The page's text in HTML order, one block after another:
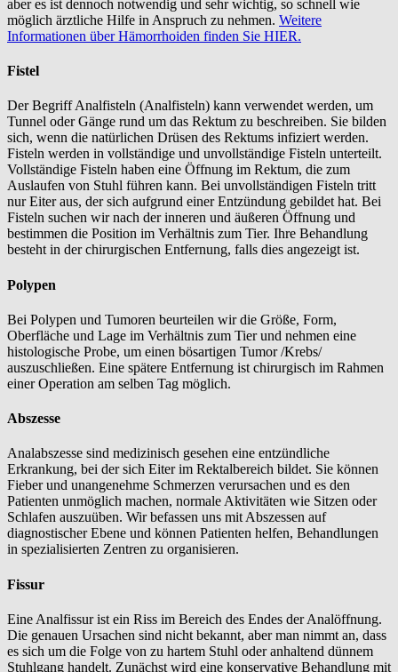
aber es ist dennoch notwendig und sehr wichtig, so schnell wie
möglich ärztliche Hilfe in Anspruch zu nehmen. Weitere
Informationen über Hämorrhoiden finden Sie HIER.
Fistel
Der Begriff Analfisteln (Analfisteln) kann verwendet werden, um
Tunnel oder Gänge rund um das Rektum zu beschreiben. Sie bilden
sich, wenn die natürlichen Drüsen des Rektums infiziert werden.
Fisteln werden in vollständige und unvollständige Fisteln unterteilt.
Vollständige Fisteln haben eine Öffnung im Rektum, die zum
Auslaufen von Stuhl führen kann. Bei unvollständigen Fisteln tritt
nur Eiter aus, der sich aufgrund einer Entzündung gebildet hat. Bei
Fisteln suchen wir nach der inneren und äußeren Öffnung und
bestimmen die Position im Verhältnis zum Tier. Ihre Behandlung
besteht in der chirurgischen Entfernung, falls dies angezeigt ist.
Polypen
Bei Polypen und Tumoren beurteilen wir die Größe, Form,
Oberfläche und Lage im Verhältnis zum Tier und nehmen eine
histologische Probe, um einen bösartigen Tumor /Krebs/
auszuschließen. Eine spätere Entfernung ist chirurgisch im Rahmen
einer Operation am selben Tag möglich.
Abszesse
Analabszesse sind medizinisch gesehen eine entzündliche
Erkrankung, bei der sich Eiter im Rektalbereich bildet. Sie können
Fieber und unangenehme Schmerzen verursachen und es den
Patienten unmöglich machen, normale Aktivitäten wie Sitzen oder
Schlafen auszuüben. Wir befassen uns mit Abszessen auf
diagnostischer Ebene und können Patienten helfen, Behandlungen
in spezialisierten Zentren zu organisieren.
Fissur
Eine Analfissur ist ein Riss im Bereich des Endes der Analöffnung.
Die genauen Ursachen sind nicht bekannt, aber man nimmt an, dass
es sich um die Folge von zu hartem Stuhl oder anhaltend dünnem
Stuhlgang handelt. Zunächst wird eine konservative Behandlung mit